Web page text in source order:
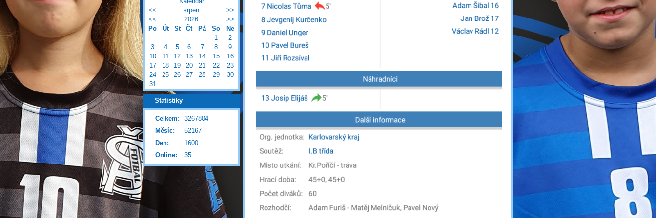
<<
srpen
>>
<<
2026
>>
Po
Út St Čt Pá So
Ne
1
2
3
4 5 6 7 8
9
10
11 12 13 14 15
16
17
18 19 20 21 22
23
24
25 26 27 28 29
30
31
Statistiky
Online: 35
Celkem:
3267804
Měsíc:
52167
Den:
1600